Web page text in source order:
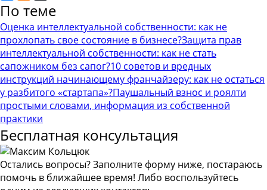
По теме
Оценка интеллектуальной собственности: как не
прохлопать свое состояние в бизнесе?Защита прав
интеллектуальной собственности: как не стать
сапожником без сапог?10 советов и вредных
инструкций начинающему франчайзеру: как не остаться
у разбитого «стартапа»?Паушальный взнос и роялти
простыми словами, информация из собственной
практики
Бесплатная консультация
Остались вопросы? Заполните форму ниже, постараюсь
помочь в ближайшее время! Либо воспользуйтесь